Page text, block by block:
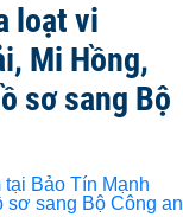
loạt vi
Mi Hồng,
sơ sang Bộ